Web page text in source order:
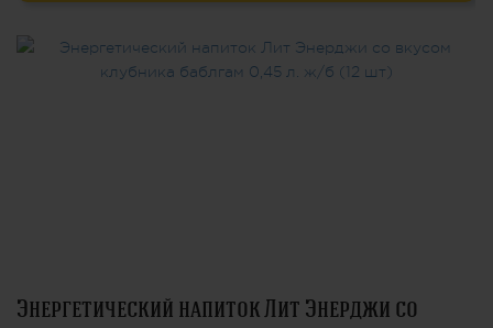
Энергетический напиток Лит Энерджи со